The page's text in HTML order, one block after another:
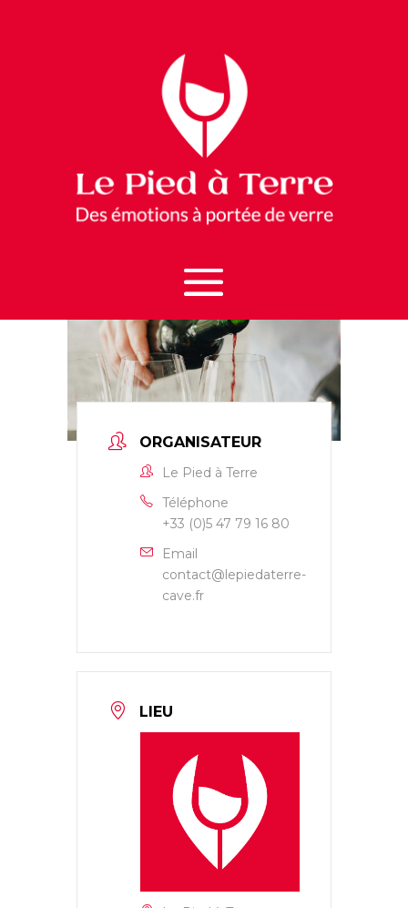
ORGANISATEUR
Le Pied à Terre
Téléphone
+33 (0)5 47 79 16 80
Email
contact@lepiedaterre-
cave.fr
LIEU